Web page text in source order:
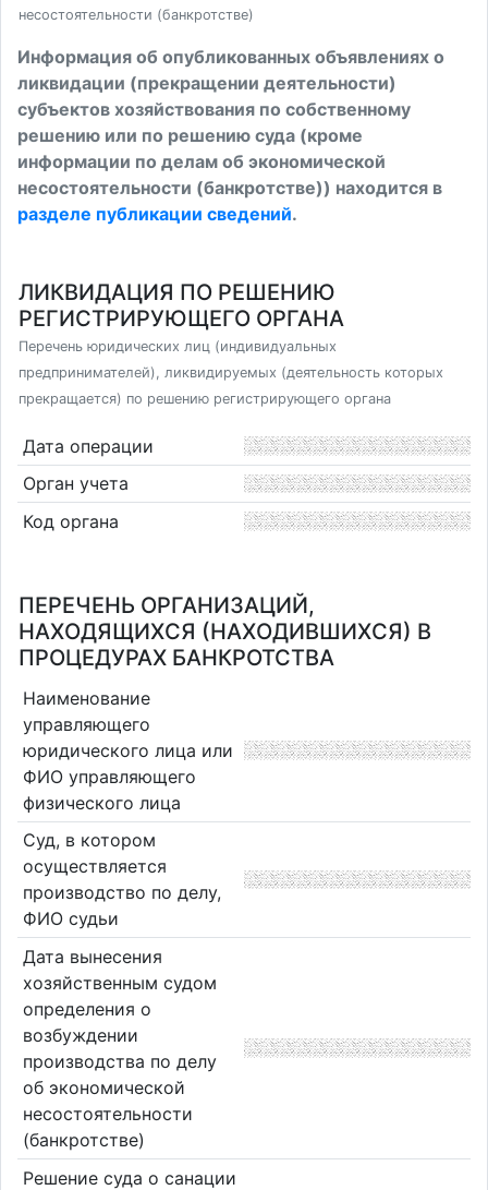
несостоятельности (банкротстве)
Информация об опубликованных объявлениях о
ликвидации (прекращении деятельности)
субъектов хозяйствования по собственному
решению или по решению суда (кроме
информации по делам об экономической
несостоятельности (банкротстве)) находится в
разделе публикации сведений.
ЛИКВИДАЦИЯ ПО РЕШЕНИЮ
РЕГИСТРИРУЮЩЕГО ОРГАНА
Перечень юридических лиц (индивидуальных
предпринимателей), ликвидируемых (деятельность которых
прекращается) по решению регистрирующего органа
Дата операции
Орган учета
Код органа
ПЕРЕЧЕНЬ ОРГАНИЗАЦИЙ,
НАХОДЯЩИХСЯ (НАХОДИВШИХСЯ) В
ПРОЦЕДУРАХ БАНКРОТСТВА
Наименование
управляющего
юридического лица или
ФИО управляющего
физического лица
Суд, в котором
осуществляется
производство по делу,
ФИО судьи
Дата вынесения
хозяйственным судом
определения о
возбуждении
производства по делу
об экономической
несостоятельности
(банкротстве)
Решение суда о санации